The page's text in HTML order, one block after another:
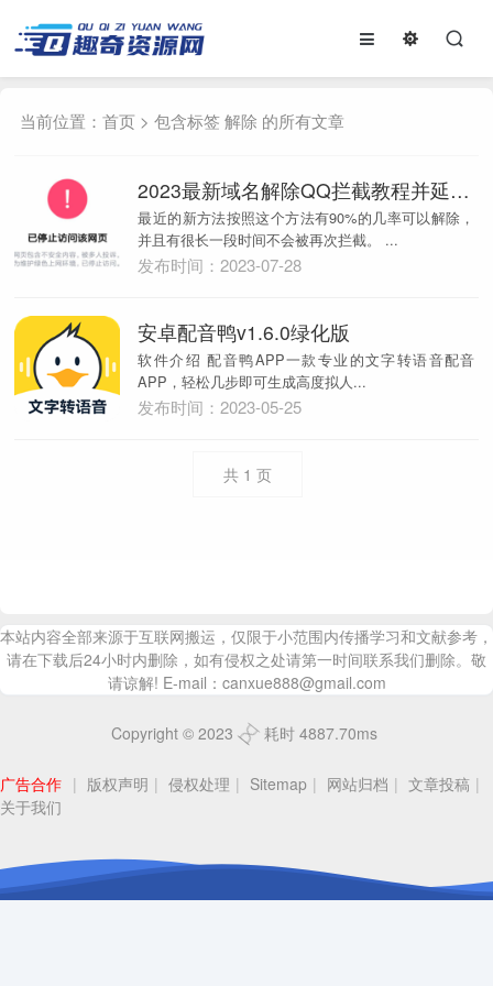
当前位置：首页 > 包含标签 解除 的所有文章
2023最新域名解除QQ拦截教程并延长拦截间隔
最近的新方法按照这个方法有90%的几率可以解除，
并且有很长一段时间不会被再次拦截。 ...
发布时间：2023-07-28
安卓配音鸭v1.6.0绿化版
软件介绍 配音鸭APP一款专业的文字转语音配音
APP，轻松几步即可生成高度拟人...
发布时间：2023-05-25
共 1 页
本站内容全部来源于互联网搬运，仅限于小范围内传播学习和文献参考，
请在下载后24小时内删除，如有侵权之处请第一时间联系我们删除。敬
请谅解! E-mail：canxue888@gmail.com
Copyright © 2023 耗时 4887.70ms
广告合作 | 版权声明 | 侵权处理 | Sitemap | 网站归档 | 文章投稿 |
关于我们